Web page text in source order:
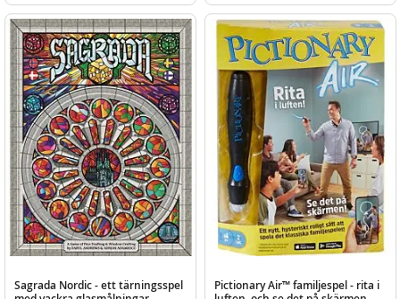
Sagrada Nordic - ett tärningsspel
Pictionary Air™ familjespel - rita i